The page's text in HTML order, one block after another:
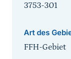
3753-301
Art des
FFH-Gebiet